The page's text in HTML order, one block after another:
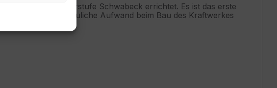
der Oberliegerstufe Schwabeck errichtet. Es ist das erste
damalige bauliche Aufwand beim Bau des Kraftwerkes